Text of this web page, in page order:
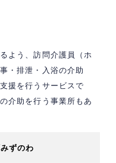
よう、訪問介護員（ホ
・排泄・入浴の介助
援を行うサービスで
介助を行う事業所もあ
ずのわ